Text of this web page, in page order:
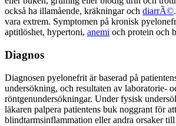
också ha illamående, kräkningar och diarrÃ©
vara extrem. Symptomen på kronisk
aptitlöshet, hypertoni, anemi och protein och
Diagnos
Diagnosen pyelonefrit är baserad på
undersökning, och resultaten av laboratorie-
röntgenundersökningar. Under fysisk
läkaren palpera patientens buk noggrant för
blindtarmsinflammation eller andra orsaker till